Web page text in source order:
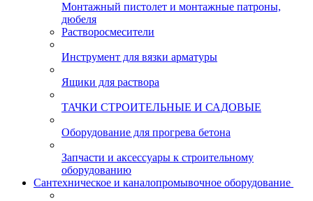
Монтажный пистолет и монтажные патроны,
дюбеля
Растворосмесители
Инструмент для вязки арматуры
Ящики для раствора
ТАЧКИ СТРОИТЕЛЬНЫЕ И САДОВЫЕ
Оборудование для прогрева бетона
Запчасти и аксессуары к строительному
оборудованию
Сантехническое и каналопромывочное оборудование